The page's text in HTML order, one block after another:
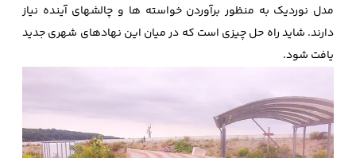
مدل نوردیک به منظور برآوردن خواسته ها و چالشهای آینده نیاز
دارند. شاید راه حل چیزی است که در میان این نهادهای شهری جدید
یافت شود.